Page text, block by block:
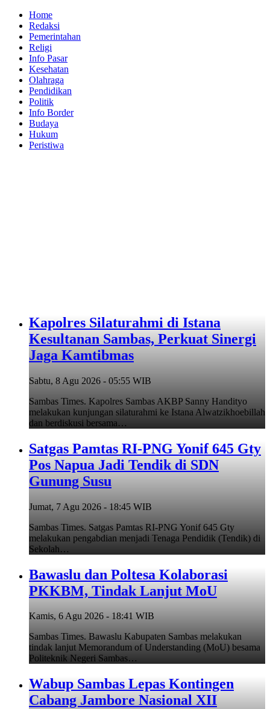
Home
Redaksi
Pemerintahan
Religi
Info Pasar
Kesehatan
Olahraga
Pendidikan
Politik
Info Border
Budaya
Hukum
Peristiwa
‎Kapolres Silaturahmi di Istana
Kesultanan Sambas, Perkuat Sinergi
Jaga Kamtibmas
Sabtu, 8 Agu 2026 - 05:55 WIB
Sambas Times. Kapolres Sambas AKBP Sanny Handityo
melakukan kunjungan silaturahmi ke Istana Alwatzikhoebillah
dan berdiskusi bersama…
Satgas Pamtas RI-PNG Yonif 645 Gty
Pos Napua Jadi Tendik di SDN
Gunung Susu
Jumat, 7 Agu 2026 - 18:45 WIB
Sambas Times. Satgas Pamtas RI-PNG Yonif 645 Gty
melakukan pengabdian menjadi Tenaga Pendidik (Tendik) di
Sekolah…
Bawaslu dan Poltesa Kolaborasi
PKKBM, Tindak Lanjut MoU
Kamis, 6 Agu 2026 - 18:41 WIB
Sambas Times. Bawaslu Kabupaten Sambas melakukan
tindak lanjut Memorandum of Understanding (MoU) besama
Politeknik Negeri Sambas…
Wabup Sambas Lepas Kontingen
Cabang Jambore Nasional XII